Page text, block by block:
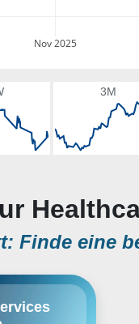
Nov 2025
3M
Finde eine
Group, Inc.
provision of